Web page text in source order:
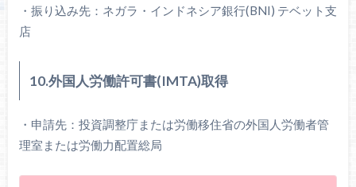
・振り込み先：ネガラ・インドネシア銀行(BNI) テベット支
店
10.外国人労働許可書(IMTA)取得
・申請先：投資調整庁または労働移住省の外国人労働者管
理室または労働力配置総局